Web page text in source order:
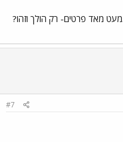
אחד שוטה והשני(והאחר) שיכור? 1.מעט מאד פרטים- רק הולך וזהו?
#7